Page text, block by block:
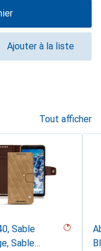
Ajouter à la liste
Tout afficher
Sable
Sable